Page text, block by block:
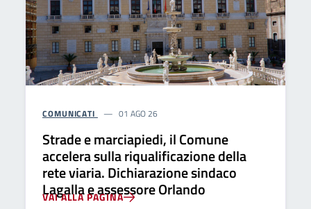
COMUNICATI 01 AGO 26
Strade e marciapiedi, il Comune
accelera sulla riqualificazione della
rete viaria. Dichiarazione sindaco
Lagalla e assessore Orlando
VAI ALLA PAGINA